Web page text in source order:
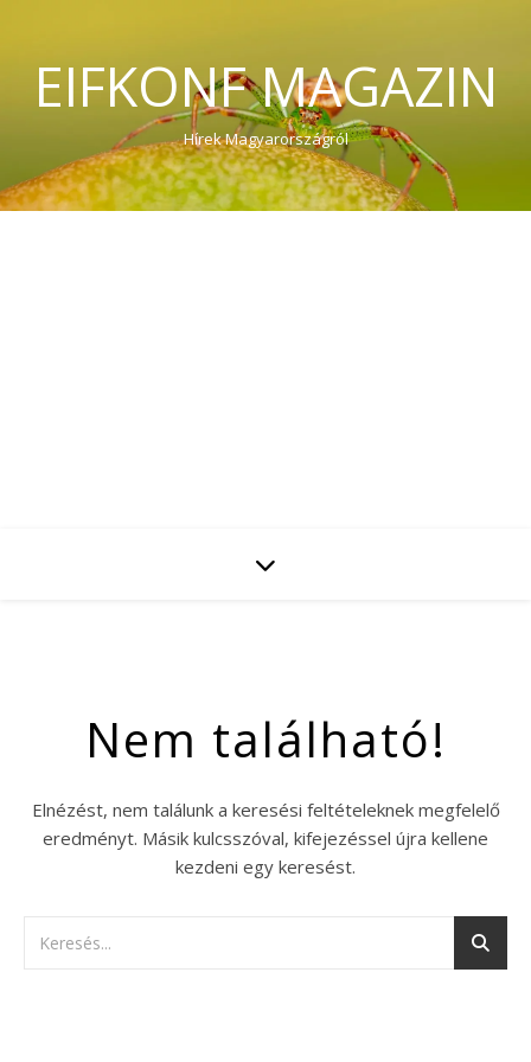
EIFKONF MAGAZIN
Hírek Magyarországról
Nem található!
Elnézést, nem találunk a keresési feltételeknek megfelelő
eredményt. Másik kulcsszóval, kifejezéssel újra kellene
kezdeni egy keresést.